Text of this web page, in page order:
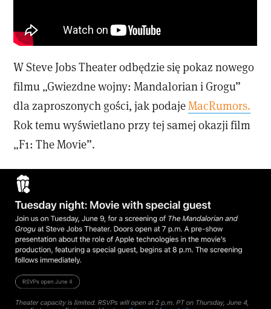
W Steve Jobs Theater odbędzie się pokaz nowego
filmu „Gwiezdne wojny: Mandalorian i Grogu”
dla zaproszonych gości, jak podajeMacRumors.
Rok temu wyświetlano przy tej samej okazji film
„F1: The Movie”.